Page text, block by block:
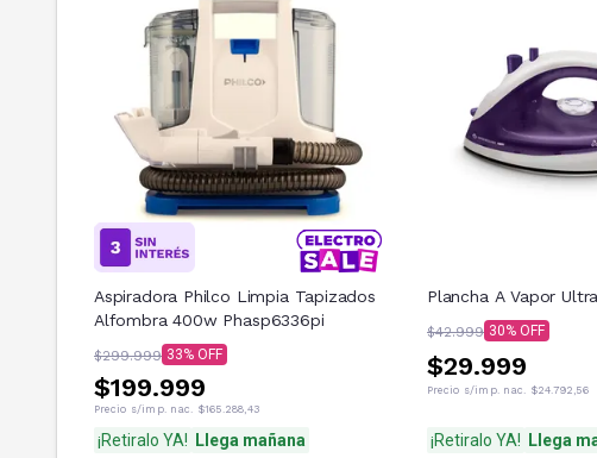
Aspiradora Philco Limpia Tapizados
Alfombra 400w Phasp6336pi
$299.999 33
$199.999
Precio s/imp. nac. $165.288,43
¡Retiralo YA! Llega mañana
Plancha A Vapor
$42.999 30
$29.999
Precio s/imp. nac. $24.792,56
¡Retiralo YA! Llega